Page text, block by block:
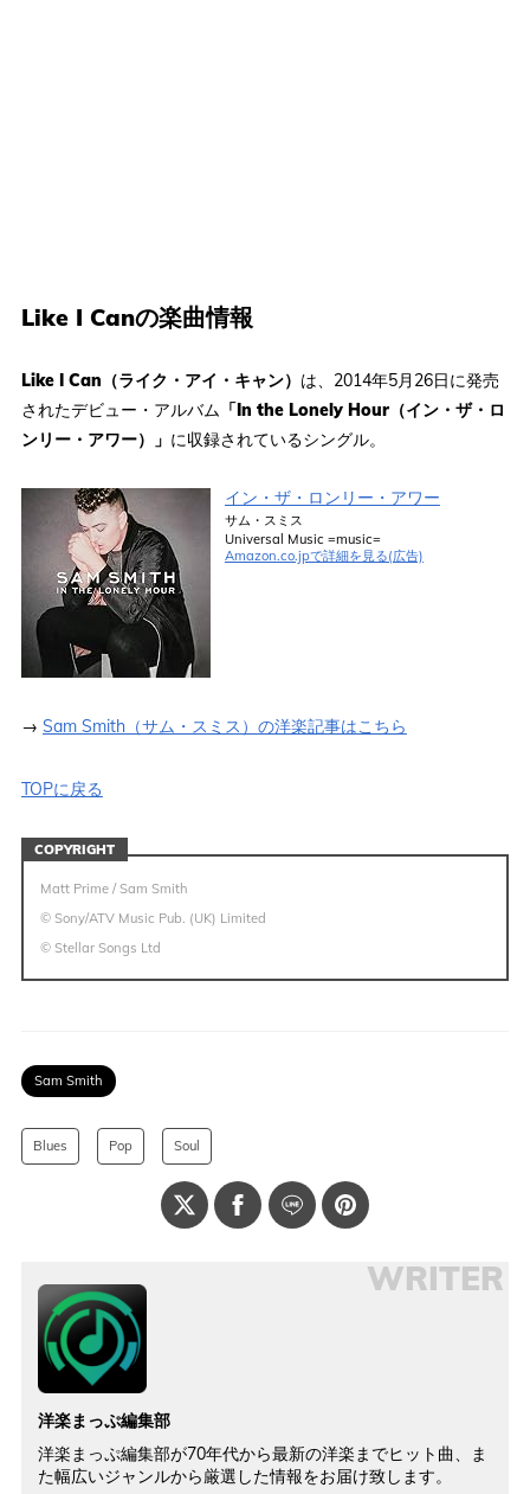
Like I Canの楽曲情報
Like I Can（ライク・アイ・キャン） は、2014年5月26日に発売
されたデビュー・アルバム 「In the Lonely Hour（イン・ザ・ロ
ンリー・アワー）」 に収録されているシングル。
イン・ザ・ロンリー・アワー
サム・スミス
Universal Music =music=
Amazon.co.jpで詳細を見る(広告)
→ Sam Smith（サム・スミス）の洋楽記事はこちら
TOPに戻る
COPYRIGHT
Matt Prime / Sam Smith
© Sony/ATV Music Pub. (UK) Limited
© Stellar Songs Ltd
Sam Smith
Blues Pop Soul
WRITER
洋楽まっぷ編集部
洋楽まっぷ編集部が70年代から最新の洋楽までヒット曲、ま
た幅広いジャンルから厳選した情報をお届け致します。